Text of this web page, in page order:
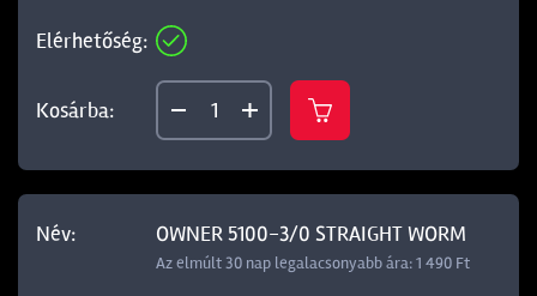
OWNER 5100-3/0 STRAIGHT WORM
Az elmúlt 30 nap legalacsonyabb ára: 1 490 Ft